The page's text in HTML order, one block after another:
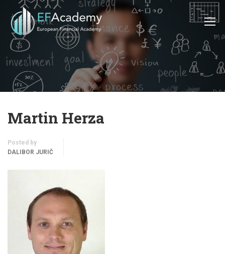
Martin Herza
Posted by
DALIBOR JURIČ